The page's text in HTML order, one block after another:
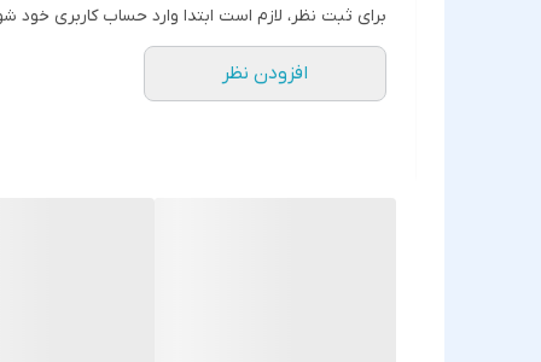
برای ثبت نظر، لازم است ابتدا وارد حساب کاربری خود
افزودن نظر